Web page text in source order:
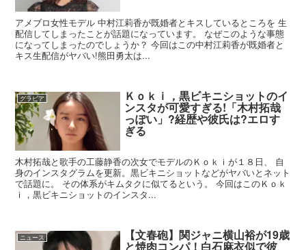
アメブロ女性モデル 中村江莉香が既婚者とキスしているところを 生
配信してしまったことが話題になっています。 なぜこのような事態
になってしまったのでしょうか？ 今回はこの中村江莉香が既婚者と
キス生配信がヤバい!熊田勇太は...
グラビア Ｋｏｋｉ，黒ビキニショットのイ
ンスタが可愛すぎる!「木村拓哉
っぽい」?経歴や彼氏は?エロす
ぎる
木村拓哉と歌手の工藤静香の次女でモデルのＫｏｋｉが１８日、 自
身のインスタグラムを更新。黒ビキニショットなどがヤバいとネット
で話題に。 その体系がキムタクに似てるという。 今回はこのＫｏｋ
ｉ，黒ビキニショットのインスタ...
ニュース 【文春砲】関ジャニ横山裕が19歳
と焼肉コンパ！白石麻衣似で彼